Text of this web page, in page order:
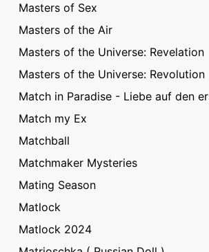
Masters of Sex
Masters of the Air
Masters of the Universe: Revelation
Masters of the Universe: Revolution
Match in Paradise - Liebe auf den
Match my Ex
Matchball
Matchmaker Mysteries
Mating Season
Matlock
Matlock 2024